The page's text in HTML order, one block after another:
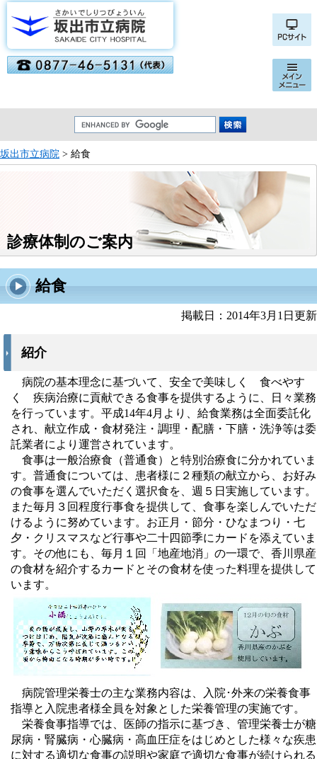
坂出市立病院 > 給食
診療体制のご案内
給食
掲載日：2014年3月1日更新
紹介
病院の基本理念に基づいて、安全で美味しく 食べやす
く 疾病治療に貢献できる食事を提供するように、日々業務
を行っています。平成14年4月より、給食業務は全面委託化
され、献立作成・食材発注・調理・配膳・下膳・洗浄等は委
託業者により運営されています。
食事は一般治療食（普通食）と特別治療食に分かれていま
す。普通食については、患者様に２種類の献立から、お好み
の食事を選んでいただく選択食を、週５日実施しています。
また毎月３回程度行事食を提供して、食事を楽しんでいただ
けるように努めています。お正月・節分・ひなまつり・七
夕・クリスマスなど行事や二十四節季にカードを添えていま
す。その他にも、毎月１回「地産地消」の一環で、香川県産
の食材を紹介するカードとその食材を使った料理を提供して
います。
病院管理栄養士の主な業務内容は、入院･外来の栄養食事
指導と入院患者様全員を対象とした栄養管理の実施です。
栄養食事指導では、医師の指示に基づき、管理栄養士が糖
尿病・腎臓病・心臓病・高血圧症をはじめとした様々な疾患
に対する適切な食事の説明や家庭で適切な食事が続けられる